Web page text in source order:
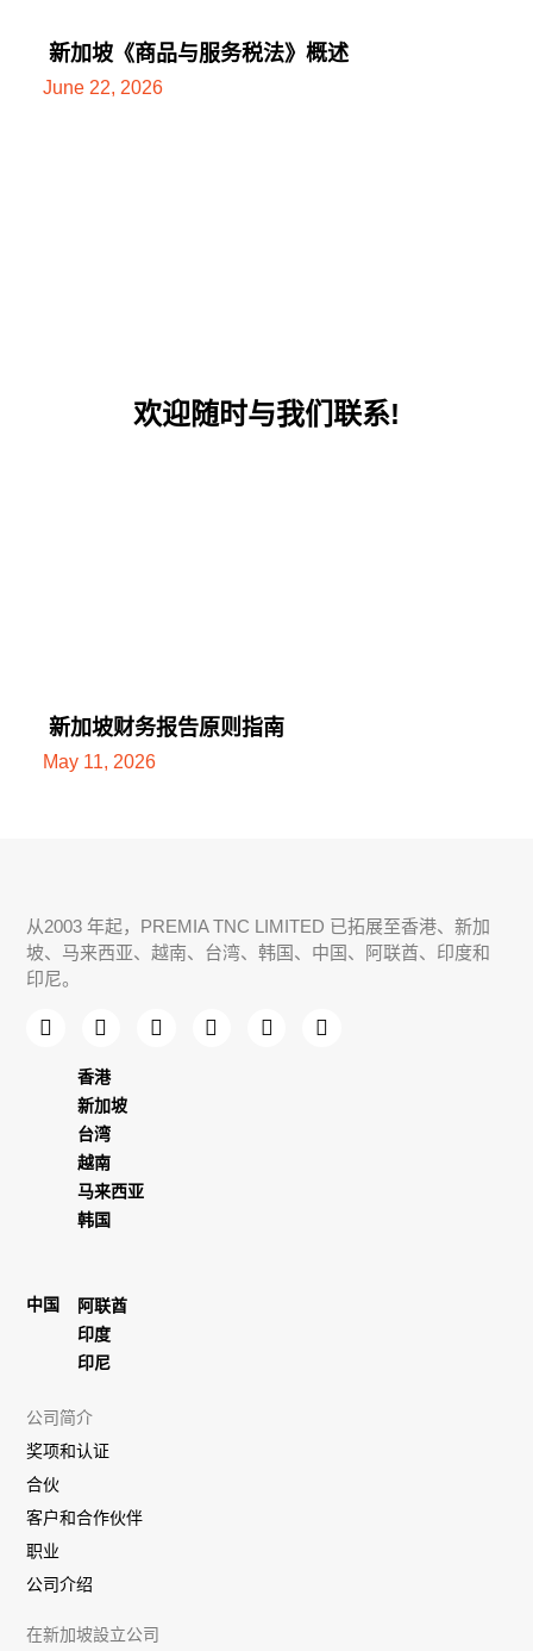
新加坡《商品与服务税法》概述
June 22, 2026
新加坡财务报告原则指南
May 11, 2026
欢迎随时与我们联系!
从2003 年起，PREMIA TNC LIMITED 已拓展至香港、新加
坡、马来西亚、越南、台湾、韩国、中国、 阿联酋、印度和
印尼。
香港
新加坡
台湾
越南
马来西亚
韩国
中国
阿联酋
印度
印尼
公司简介
奖项和认证
合伙
客户和合作伙伴
职业
公司介绍
在新加坡設立公司